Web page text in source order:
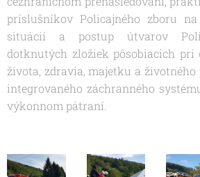
príslušníkov Policajného zboru
situácií a postup útvarov
dotknutých zložiek pôsobiacich pri
života, zdravia, majetku a
integrovaného záchranného
výkonnom pátraní.